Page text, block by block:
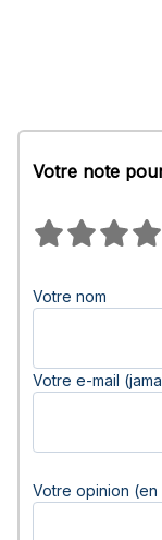
Votre note
Votre nom
Votre e-mail
Votre opinion (en